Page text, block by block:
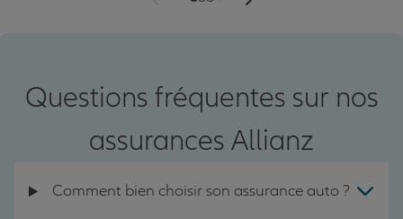
Questions fréquentes sur nos
assurances Allianz
Comment bien choisir son assurance auto ?